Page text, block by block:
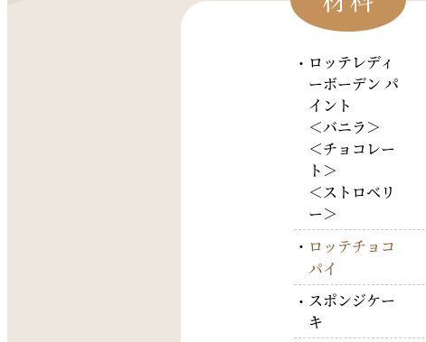
ロッテレディ
ーボーデン パ
イント
＜バニラ＞
＜チョコレー
ト＞
＜ストロベリ
ー＞
ロッテチョコ
パイ
スポンジケー
キ